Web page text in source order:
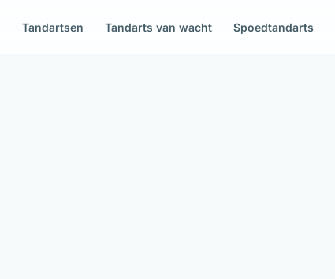
Tandartsen Tandarts van wacht Spoedtandarts